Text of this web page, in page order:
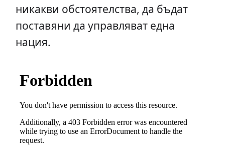
никакви обстоятелства, да бъдат
поставяни да управляват една
нация.